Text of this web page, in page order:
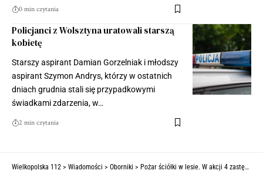
0 min czytania
Policjanci z Wolsztyna uratowali starszą
kobietę
Starszy aspirant Damian Gorzelniak i młodszy
aspirant Szymon Andrys, którzy w ostatnich
dniach grudnia stali się przypadkowymi
świadkami zdarzenia, w…
2 min czytania
Wielkopolska 112 > Wiadomości > Oborniki > Pożar ściółki w lesie. W akcji 4 zastępy straży